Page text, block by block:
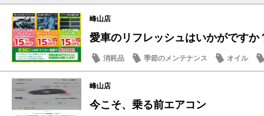
峰山店
愛車のリフレッシュはいかがですか
消耗品 季節のメンテナンス オイル
峰山店
今こそ、乗る前エアコン